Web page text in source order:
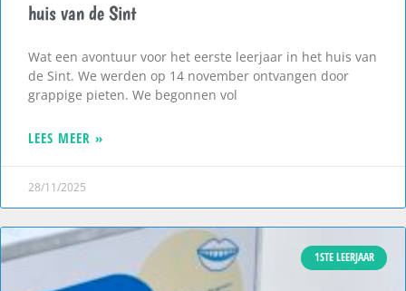
huis van de Sint
Wat een avontuur voor het eerste leerjaar in het huis van
de Sint. We werden op 14 november ontvangen door
grappige pieten. We begonnen vol
LEES MEER »
28/11/2025
1STE LEERJAAR